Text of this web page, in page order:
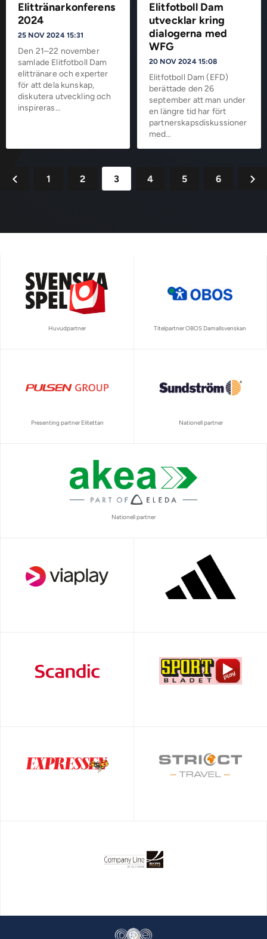
Elittränarkonferens
2024
25 NOV 2024 15:31
Den 21–22 november
samlade Elitfotboll Dam
elittränare och experter
för att dela kunskap,
diskutera utveckling och
inspireras…
Elitfotboll Dam
utvecklar kring
dialogerna med
WFG
20 NOV 2024 15:08
Elitfotboll Dam (EFD)
berättade den 26
september att man under
en längre tid har fört
partnerskapsdiskussioner
med…
1 2 3 4 5 6
Huvudpartner Titelpartner OBOS Damallsvenskan
Presenting partner Elitettan Nationell partner
Nationell partner